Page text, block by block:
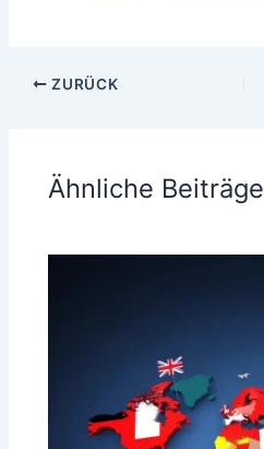
ZURÜCK
Ähnliche Beiträge